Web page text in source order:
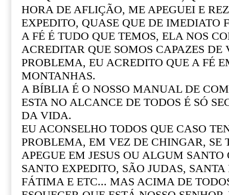
HORA DE AFLIÇÃO, ME APEGUEI E
EXPEDITO, QUASE QUE DE IMEDIATO
A FÉ É TUDO QUE TEMOS, ELA NOS
ACREDITAR QUE SOMOS CAPAZES DE
PROBLEMA, EU ACREDITO QUE A FÉ
MONTANHAS.
A BÍBLIA É O NOSSO MANUAL DE
ESTA NO ALCANCE DE TODOS É SÓ
DA VIDA.
EU ACONSELHO TODOS QUE CASO
PROBLEMA, EM VEZ DE CHINGAR, SE
APEGUE EM JESUS OU ALGUM SANTO
SANTO EXPEDITO, SÃO JUDAS, SANTA
FÁTIMA E ETC... MAS ACIMA DE